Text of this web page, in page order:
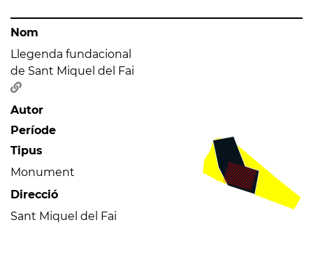
Nom
Llegenda fundacional
de Sant Miquel del Fai
Autor
Període
Tipus
Monument
Direcció
Sant Miquel del Fai